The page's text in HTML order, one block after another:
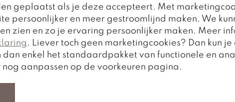
De
geplaatst als je deze accepteert. Met
persoonlijker en meer gestroomlijnd maken. We
zien en zo je ervaring persoonlijker maken. Meer
. Liever toch geen marketingcookies? Dan kun
dan enkel het standaardpakket van functionele en
nog aanpassen op de voorkeuren pagina.